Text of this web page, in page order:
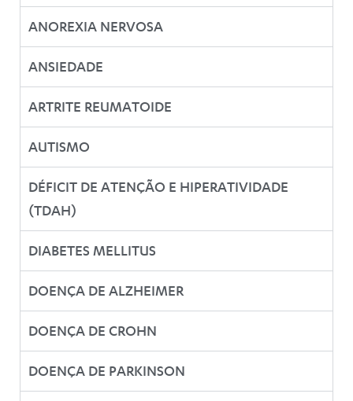
ANOREXIA NERVOSA
ANSIEDADE
ARTRITE REUMATOIDE
AUTISMO
DÉFICIT DE ATENÇÃO E HIPERATIVIDADE
(TDAH)
DIABETES MELLITUS
DOENÇA DE ALZHEIMER
DOENÇA DE CROHN
DOENÇA DE PARKINSON